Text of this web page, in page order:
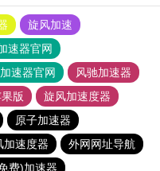
旋风加速
速器官网
速器官网
风驰加速器
版
旋风加速度器
原子加速器
加速度器
外网网址导航
费)加速器